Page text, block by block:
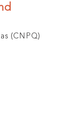
(CNPQ)